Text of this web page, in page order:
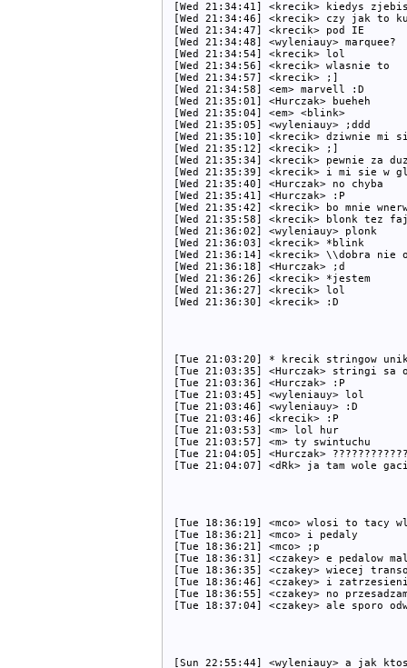
[Wed 21:34:41] <krecik> kiedys
[Wed 21:34:46] <krecik> czy jak to
[Wed 21:34:47] <krecik> pod IE
[Wed 21:34:48] <wyleniauy> marquee?
[Wed 21:34:54] <krecik> lol
[Wed 21:34:56] <krecik> wlasnie to
[Wed 21:34:57] <krecik> ;]
[Wed 21:34:58] <em> marvell :D
[Wed 21:35:01] <Hurczak> bueheh
[Wed 21:35:04] <em> <blink>
[Wed 21:35:05] <wyleniauy> ;ddd
[Wed 21:35:10] <krecik> dziwnie mi
[Wed 21:35:12] <krecik> ;]
[Wed 21:35:34] <krecik> pewnie za
[Wed 21:35:39] <krecik> i mi sie w
[Wed 21:35:40] <Hurczak> no chyba
[Wed 21:35:41] <Hurczak> :P
[Wed 21:35:42] <krecik> bo mnie
[Wed 21:35:58] <krecik> blonk tez
[Wed 21:36:02] <wyleniauy> plonk
[Wed 21:36:03] <krecik> *blink
[Wed 21:36:14] <krecik> \\dobra
[Wed 21:36:18] <Hurczak> ;d
[Wed 21:36:26] <krecik> *jestem
[Wed 21:36:27] <krecik> lol
[Tue 21:03:20] * krecik stringow
[Tue 21:03:35] <Hurczak> stringi sa
[Tue 21:03:36] <Hurczak> :P
[Tue 21:03:45] <wyleniauy> lol
[Tue 21:03:46] <wyleniauy> :D
[Tue 21:03:46] <krecik> :P
[Tue 21:03:53] <m> lol hur
[Tue 21:03:57] <m> ty swintuchu
[Tue 21:04:05] <Hurczak>
[Tue 18:36:19] <mco> wlosi to tacy
[Tue 18:36:21] <mco> i pedaly
[Tue 18:36:21] <mco> ;p
[Tue 18:36:31] <czakey> e pedalow
[Tue 18:36:35] <czakey> wiecej
[Tue 18:36:46] <czakey> i
[Tue 18:36:55] <czakey> no
[Sun 22:55:44] <wyleniauy> a jak